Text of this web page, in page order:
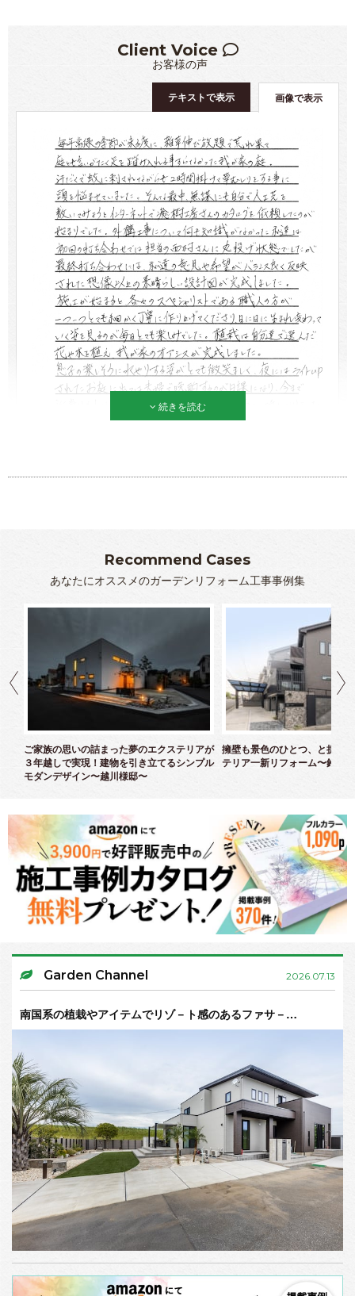
Client Voice
お客様の声
画像で表示
テキストで表示
続きを読む
Recommend Cases
あなたにオススメのガーデンリフォーム工事事例集
ご家族の思いの詰まった夢のエクステリアが
３年越しで実現！建物を引き立てるシンプル
モダンデザイン〜越川様邸〜
擁壁も景色のひとつ、と捉え
テリア一新リフォーム〜鈴木
Garden Channel 2026.07.13
南国系の植栽やアイテムでリゾ－ト感のあるファサ－…